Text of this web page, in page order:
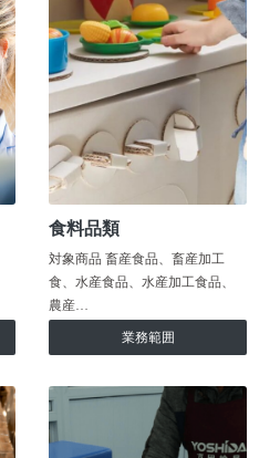
食料品類
対象商品 畜産食品、畜産加工
食、水産食品、水産加工食品、
農産…
業務範囲